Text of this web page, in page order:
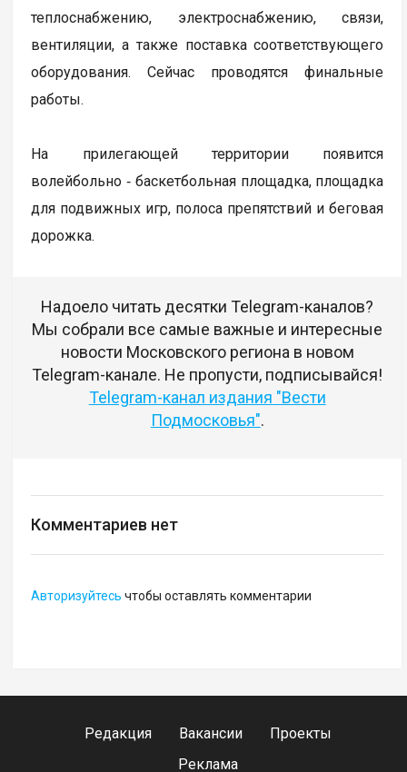
теплоснабжению, электроснабжению, связи,
вентиляции, а также поставка соответствующего
оборудования. Сейчас проводятся финальные
работы.
На прилегающей территории появится
волейбольно ‑ баскетбольная площадка, площадка
для подвижных игр, полоса препятствий и беговая
дорожка.
Надоело читать десятки Telegram-каналов?
Мы собрали все самые важные и интересные
новости Московского региона в новом
Telegram-канале. Не пропусти, подписывайся!
Telegram-канал издания "Вести
Подмосковья".
Комментариев нет
Авторизуйтесь чтобы оставлять комментарии
Редакция Вакансии
Проекты
Реклама